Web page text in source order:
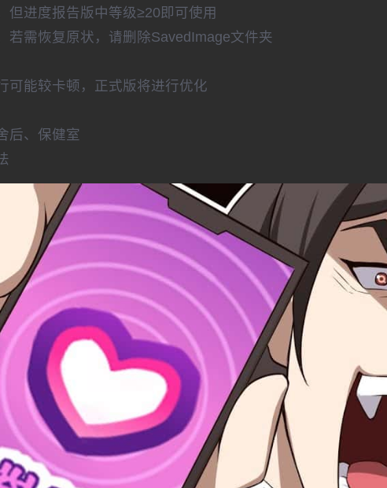
但进度报告版中等级≥20即可使用
若需恢复原状，请删除SavedImage文件夹
可能较卡顿，正式版将进行优化
后、保健室